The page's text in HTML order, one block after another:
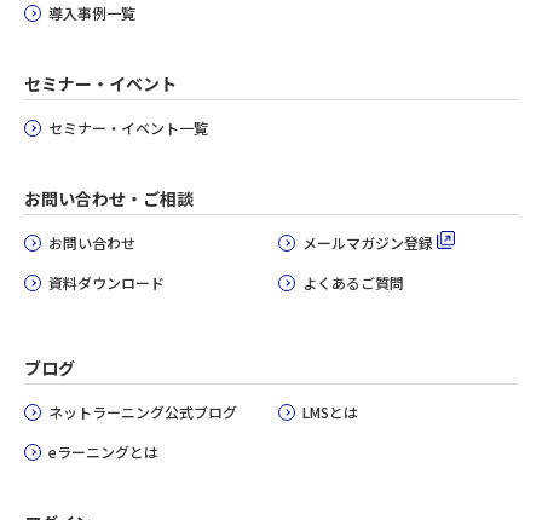
導入事例一覧
セミナー・イベント
セミナー・イベント一覧
お問い合わせ・ご相談
お問い合わせ
資料ダウンロード
メールマガジン登録
よくあるご質問
ブログ
ネットラーニング公式ブログ
eラーニングとは
LMSとは